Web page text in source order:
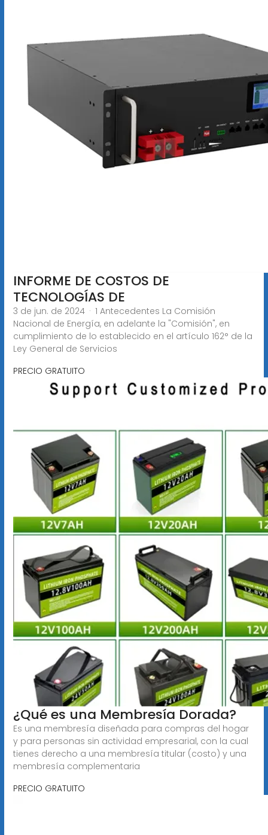
INFORME DE COSTOS DE
TECNOLOGÍAS DE
3 de jun. de 2024 · 1 Antecedentes La Comisión
Nacional de Energía, en adelante la "Comisión", en
cumplimiento de lo establecido en el artículo 162° de la
Ley General de Servicios
PRECIO GRATUITO
¿Qué es una Membresía Dorada?
Es una membresía diseñada para compras del hogar
y para personas sin actividad empresarial, con la cual
tienes derecho a una membresía titular (costo) y una
membresía complementaria
PRECIO GRATUITO